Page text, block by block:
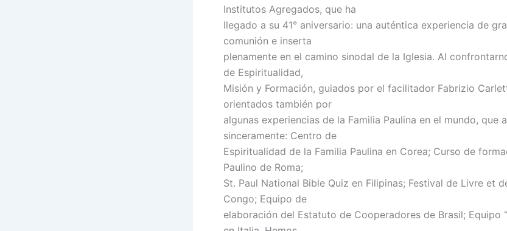
Institutos Agregados, que ha
llegado a su 41° aniversario: una auténtica experiencia de
comunión e inserta
plenamente en el camino sinodal de la Iglesia. Al
de Espiritualidad,
Misión y Formación, guiados por el facilitador Fabrizio
orientados también por
algunas experiencias de la Familia Paulina en el mundo, que
sinceramente: Centro de
Espiritualidad de la Familia Paulina en Corea; Curso de
Paulino de Roma;
St. Paul National Bible Quiz en Filipinas; Festival de Livre et
Congo; Equipo de
elaboración del Estatuto de Cooperadores de Brasil; Equipo